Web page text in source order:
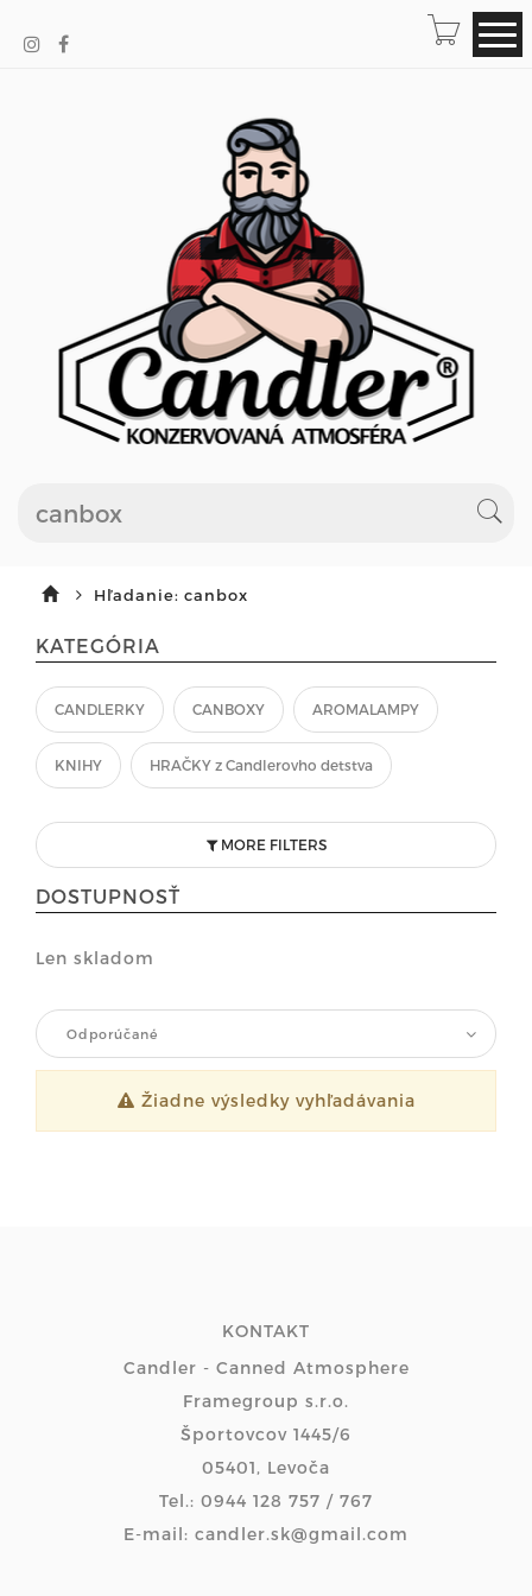
Hľadanie: canbox
KATEGÓRIA
CANDLERKY CANBOXY AROMALAMPY
KNIHY HRAČKY z Candlerovho detstva
MORE FILTERS
DOSTUPNOSŤ
Len skladom
Odporúčané
Žiadne výsledky vyhľadávania
KONTAKT
Candler - Canned Atmosphere
Framegroup s.r.o.
Športovcov 1445/6
05401, Levoča
Tel.: 0944 128 757 / 767
E-mail: candler.sk@gmail.com